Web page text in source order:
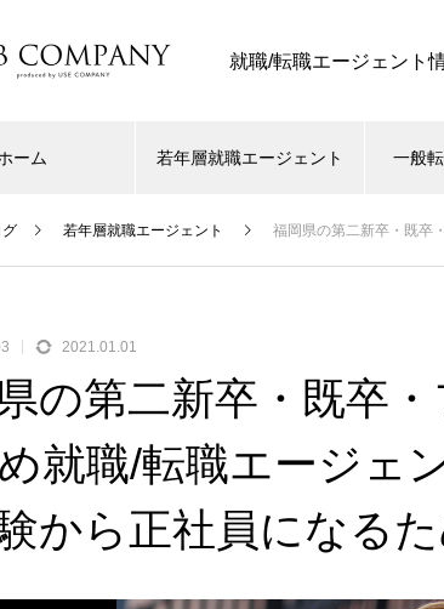
就職/転職エージェント
ーム 若年層就職エージェント 一般
グ 若年層就職エージェント 福岡県の第二新卒・既卒
2021.01.01
の第二新卒・既卒
就職/転職エージェ
から正社員になる